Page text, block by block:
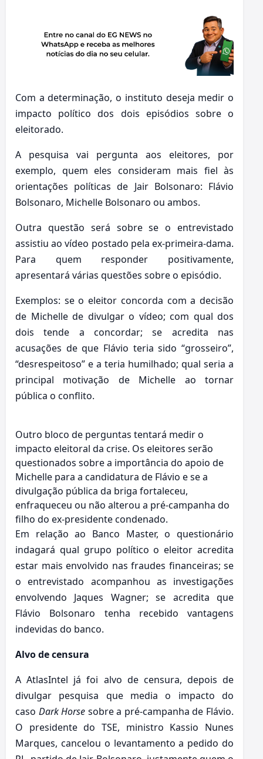
Com a determinação, o instituto deseja medir o
impacto político dos dois episódios sobre o
eleitorado.
A pesquisa vai pergunta aos eleitores, por
exemplo, quem eles consideram mais fiel às
orientações políticas de Jair Bolsonaro: Flávio
Bolsonaro, Michelle Bolsonaro ou ambos.
Outra questão será sobre se o entrevistado
assistiu ao vídeo postado pela ex-primeira-dama.
Para quem responder positivamente,
apresentará várias questões sobre o episódio.
Exemplos: se o eleitor concorda com a decisão
de Michelle de divulgar o vídeo; com qual dos
dois tende a concordar; se acredita nas
acusações de que Flávio teria sido “grosseiro”,
“desrespeitoso” e a teria humilhado; qual seria a
principal motivação de Michelle ao tornar
pública o conflito.
Outro bloco de perguntas tentará medir o
impacto eleitoral da crise. Os eleitores serão
questionados sobre a importância do apoio de
Michelle para a candidatura de Flávio e se a
divulgação pública da briga fortaleceu,
enfraqueceu ou não alterou a pré-campanha do
filho do ex-presidente condenado.
Em relação ao Banco Master, o questionário
indagará qual grupo político o eleitor acredita
estar mais envolvido nas fraudes financeiras; se
o entrevistado acompanhou as investigações
envolvendo Jaques Wagner; se acredita que
Flávio Bolsonaro tenha recebido vantagens
indevidas do banco.
Alvo de censura
A AtlasIntel já foi alvo de censura, depois de
divulgar pesquisa que media o impacto do
caso Dark Horse sobre a pré-campanha de Flávio.
O presidente do TSE, ministro Kassio Nunes
Marques, cancelou o levantamento a pedido do